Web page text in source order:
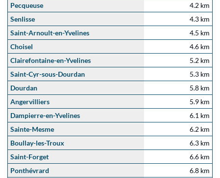
Pecqueuse
4.2 km
Senlisse
4.3 km
Saint-Arnoult-en-Yvelines
4.5 km
Choisel
4.6 km
Clairefontaine-en-Yvelines
5.2 km
Saint-Cyr-sous-Dourdan
5.3 km
Dourdan
5.8 km
Angervilliers
5.9 km
Dampierre-en-Yvelines
6.1 km
Sainte-Mesme
6.2 km
Boullay-les-Troux
6.3 km
Saint-Forget
6.6 km
Ponthévrard
6.8 km